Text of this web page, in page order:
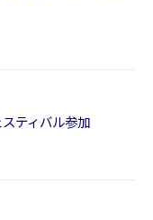
ティバル参加